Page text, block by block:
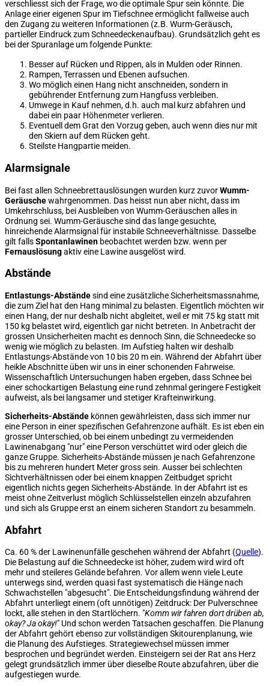
verschliesst sich der Frage, wo die optimale Spur sein könnte. Die
Anlage einer eigenen Spur im Tiefschnee ermöglicht fallweise auch
den Zugang zu weiteren Informationen (z.B. Wurm-Geräusch,
partieller Eindruck zum Schneedeckenaufbau). Grundsätzlich geht es
bei der Spuranlage um folgende Punkte:
Besser auf Rücken und Rippen, als in Mulden oder Rinnen.
Rampen, Terrassen und Ebenen aufsuchen.
Wo möglich einen Hang nicht anschneiden, sondern in
gebührender Entfernung zum Hangfuss verbleiben.
Umwege in Kauf nehmen, d.h. auch mal kurz abfahren und
dabei ein paar Höhenmeter verlieren.
Eventuell dem Grat den Vorzug geben, auch wenn dies nur mit
den Skiern auf dem Rücken geht.
Steilste Hangpartie meiden.
Alarmsignale
Bei fast allen Schneebrettauslösungen wurden kurz zuvorWumm-
Geräuschewahrgenommen. Das heisst nun aber nicht, dass im
Umkehrschluss, bei Ausbleiben von Wumm-Geräuschen alles in
Ordnung sei. Wumm-Geräusche sind das lange gesuchte,
hinreichende Alarmsignal für instabile Schneeverhältnisse. Dasselbe
gilt fallsSpontanlawinen beobachtet werden bzw. wenn per
Fernauslösungaktiv eine Lawine ausgelöst wird.
Abstände
Entlastungs-Abständesind eine zusätzliche Sicherheitsmassnahme,
die zum Ziel hat den Hang minimal zu belasten. Eigentlich möchten wir
einen Hang, der nur deshalb nicht abgleitet, weil er mit 75 kg statt mit
150 kg belastet wird, eigentlich gar nicht betreten. In Anbetracht der
grossen Unsicherheiten macht es dennoch Sinn, die Schneedecke so
wenig wie möglich zu belasten. Im Aufstieg halten wir deshalb
Entlastungs-Abstände von 10 bis 20 m ein. Während der Abfahrt über
heikle Abschnitte üben wir uns in einer schonenden Fahrweise.
Wissenschaftlich Untersuchungen haben ergeben, dass Schnee bei
einer schockartigen Belastung eine rund zehnmal geringere Festigkeit
aufweist, als bei langsamer und stetiger Krafteinwirkung.
Sicherheits-Abstände können gewährleisten, dass sich immer nur
eine Person in einer spezifischen Gefahrenzone aufhält. Es ist eben ein
grosser Unterschied, ob bei einem unbedingt zu vermeidenden
Lawinenabgang "nur" eine Person verschüttet wird oder gleich die
ganze Gruppe. Sicherheits-Abstände müssen je nach Gefahrenzone
bis zu mehreren hundert Meter gross sein. Ausser bei schlechten
Sichtverhältnissen oder bei einem knappen Zeitbudget spricht
eigentlich nichts gegen Sicherheits-Abstände. In der Abfahrt ist es
meist ohne Zeitverlust möglich Schlüsselstellen einzeln abzufahren
und sich als Gruppe erst an einem sicheren Standort zu besammeln.
Abfahrt
Ca. 60 % der Lawinenunfälle geschehen während der Abfahrt (Quelle).
Die Belastung auf die Schneedecke ist höher, zudem wird wird oft
mehr und steileres Gelände befahren. Vor allem wenn viele Leute
unterwegs sind, werden quasi fast systematisch die Hänge nach
Schwachstellen "abgesucht". Die Entscheidungsfindung während der
Abfahrt unterliegt einem (oft unnötigen) Zeitdruck: Der Pulverschnee
lockt, alle stehen in den Startlöchern. "Komm wir fahren dort drüben ab,
okay? Ja okay!" Und schon werden Tatsachen geschaffen. Die Planung
der Abfahrt gehört ebenso zur vollständigen Skitourenplanung, wie
die Planung des Aufstieges. Strategiewechsel müssen immer
besprochen und begründet werden. Einsteigern sei der Rat ans Herz
gelegt grundsätzlich immer über dieselbe Route abzufahren, über die
aufgestiegen wurde.